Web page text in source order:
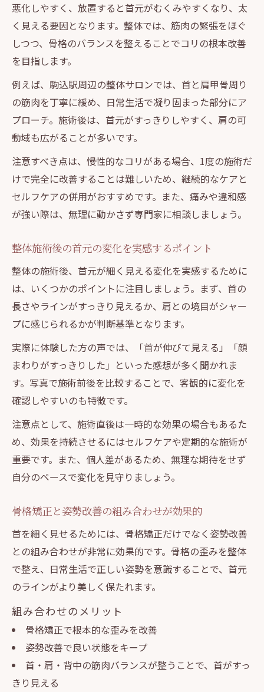
悪化しやすく、放置すると首元がむくみやすくなり、太
く見える要因となります。整体では、筋肉の緊張をほぐ
しつつ、骨格のバランスを整えることでコリの根本改善
を目指します。
例えば、駒込駅周辺の整体サロンでは、首と肩甲骨周り
の筋肉を丁寧に緩め、日常生活で凝り固まった部分にア
プローチ。施術後は、首元がすっきりしやすく、肩の可
動域も広がることが多いです。
注意すべき点は、慢性的なコリがある場合、1度の施術だ
けで完全に改善することは難しいため、継続的なケアと
セルフケアの併用がおすすめです。また、痛みや違和感
が強い際は、無理に動かさず専門家に相談しましょう。
整体施術後の首元の変化を実感するポイント
整体の施術後、首元が細く見える変化を実感するために
は、いくつかのポイントに注目しましょう。まず、首の
長さやラインがすっきり見えるか、肩との境目がシャー
プに感じられるかが判断基準となります。
実際に体験した方の声では、「首が伸びて見える」「顔
まわりがすっきりした」といった感想が多く聞かれま
す。写真で施術前後を比較することで、客観的に変化を
確認しやすいのも特徴です。
注意点として、施術直後は一時的な効果の場合もあるた
め、効果を持続させるにはセルフケアや定期的な施術が
重要です。また、個人差があるため、無理な期待をせず
自分のペースで変化を見守りましょう。
骨格矯正と姿勢改善の組み合わせが効果的
首を細く見せるためには、骨格矯正だけでなく姿勢改善
との組み合わせが非常に効果的です。骨格の歪みを整体
で整え、日常生活で正しい姿勢を意識することで、首元
のラインがより美しく保たれます。
組み合わせのメリット
骨格矯正で根本的な歪みを改善
姿勢改善で良い状態をキープ
首・肩・背中の筋肉バランスが整うことで、首がすっ
きり見える